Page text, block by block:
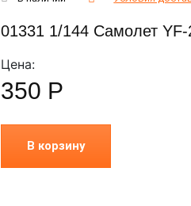
01331 1/144 Самолет
Цена:
350 Р
В корзину